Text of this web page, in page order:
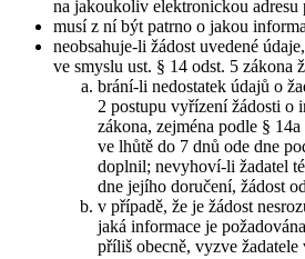
na jakoukoliv elektronickou adresu
musí z ní být patrno o jakou
neobsahuje-li žádost uvedené
ve smyslu ust. § 14 odst. 5 zákona
brání-li nedostatek údajů o
2 postupu vyřízení žádosti o
zákona, zejména podle §
ve lhůtě do 7 dnů ode dne
doplnil; nevyhoví-li žadatel
dne jejího doručení, žádost
v případě, že je žádost
jaká informace je
příliš obecně, vyzve žadatele